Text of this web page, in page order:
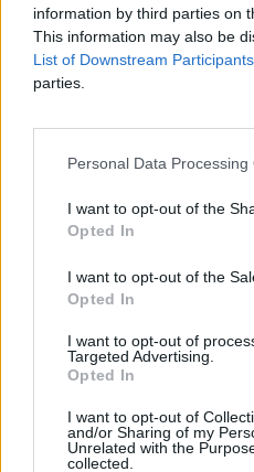
information by third parties on
This information may also be
List of Downstream Participants
parties.
Personal Data Processing
I want to opt-out of the
Opted In
I want to opt-out of the
Opted In
I want to opt-out of
Targeted Advertising.
Opted In
I want to opt-out of
and/or Sharing of my
Unrelated with the
collected.
Pikieta przeciw
Morskiego Oka. Wozacy
transportowi konnemu do
Zwierząt i DIOZ domagają się
twierdząc, że konie są męczone.
regulaminem TPN.